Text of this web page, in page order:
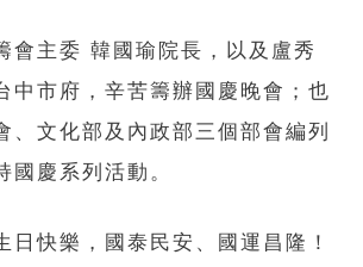
會主委 韓國瑜院長，以及盧秀
中市府，辛苦籌辦國慶晚會；也
、文化部及內政部三個部會編列
國慶系列活動。
日快樂，國泰民安、國運昌隆！